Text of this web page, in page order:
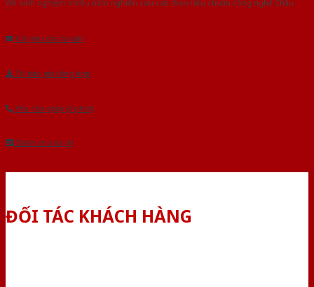
Với kinh nghiệm nhiêu năm nghiên cứu cửa theo tiêu chuẩn công nghệ Châu
Âu.Chúng tôi tự tin là nhà sản xuất & cung cấp hàng đầu tại Việt Nam!
Gửi yêu cầu tư vấn
Tải báo giá tổng hợp
Yêu cầu gọi lại (3 phút)
Dành cho đại lý
ĐỐI TÁC KHÁCH HÀNG